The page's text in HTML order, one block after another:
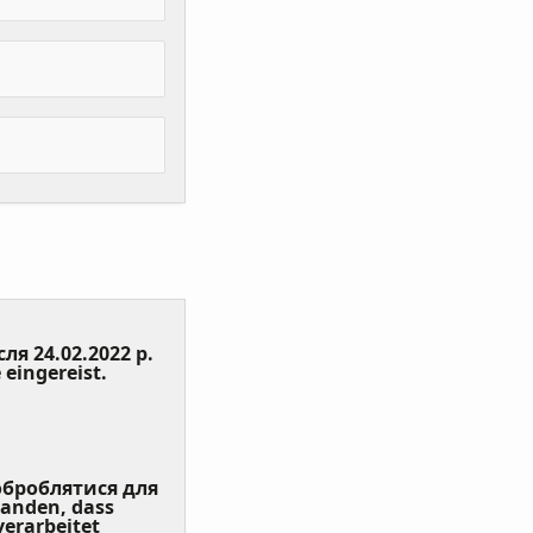
24.02.2022 р.
eingereist. (Value
для
dass